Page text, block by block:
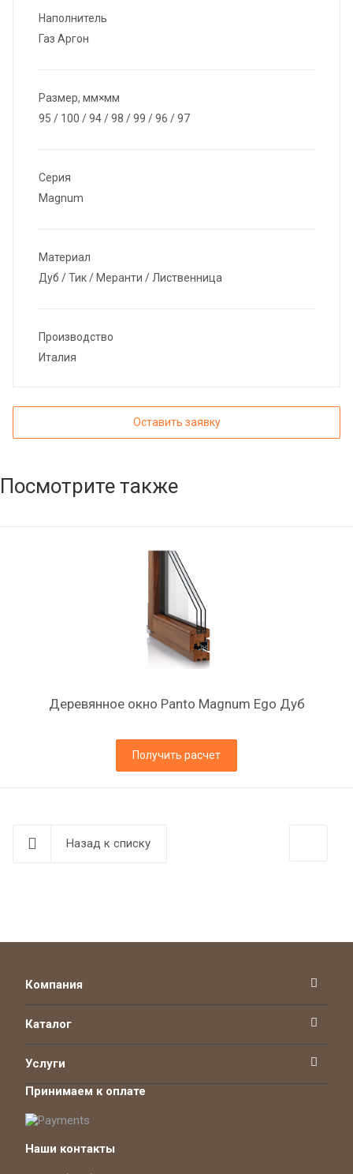
Наполнитель
Газ Аргон
Размер, мм×мм
95 / 100 / 94 / 98 / 99 / 96 / 97
Серия
Magnum
Материал
Дуб / Тик / Меранти / Лиственница
Производство
Италия
Оставить заявку
Посмотрите также
Деревянное окно Panto Magnum Ego Дуб
Получить расчет
Назад к списку
Компания
Каталог
Услуги
Принимаем к оплате
Наши контакты